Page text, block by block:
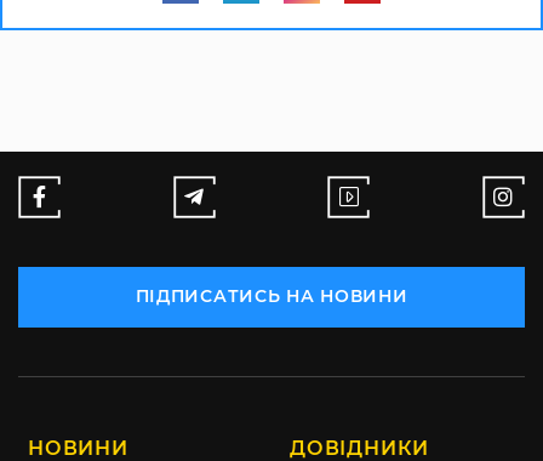
ПІДПИСАТИСЬ НА НОВИНИ
НОВИНИ ДОВІДНИКИ